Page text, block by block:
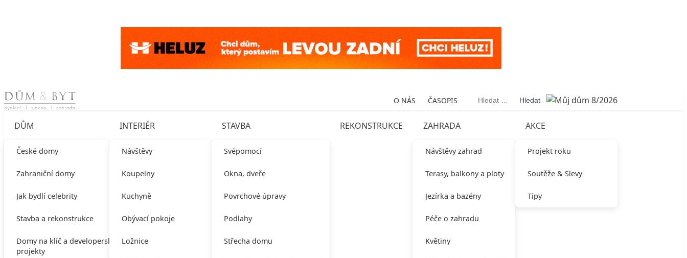
Skip to content O NÁS ČASOPIS Vyhledávání
DŮM
České domy
Zahraniční domy
Jak bydlí celebrity
Stavba a rekonstrukce
Domy na klíč a developerské
projekty
INTERIÉR
Návštěvy
Koupelny
Kuchyně
Obývací pokoje
Ložnice
STAVBA
Svépomocí
Okna, dveře
Povrchové úpravy
Podlahy
Střecha domu
REKONSTRUKCE ZAHRADA
Návštěvy zahrad
Terasy, balkony a ploty
Jezírka a bazény
Péče o zahradu
Květiny
AKCE
Projekt roku
Soutěže & Slevy
Tipy